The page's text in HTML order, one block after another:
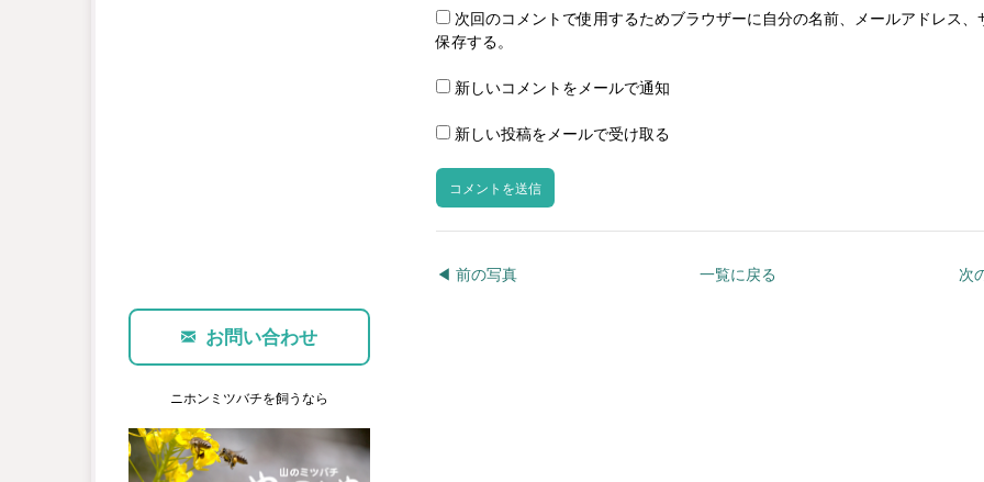
次回のコメントで使用するためブラウザーに自分の名前、メールアドレス、
保存する。
新しいコメントをメールで通知
新しい投稿をメールで受け取る
◀︎ 前の写真 次
一覧に戻る
お問い合わせ
ニホンミツバチを飼うなら